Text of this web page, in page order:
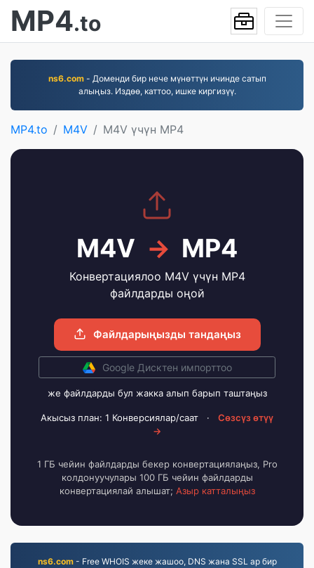
MP4.to
ns6.com- Доменди бир нече мүнөттүн ичинде сатып
алыңыз. Издөө, каттоо, ишке киргизүү.
MP4.to M4V M4V үчүн MP4
M4V → MP4
Конвертациялоо M4V үчүн MP4
файлдарды оңой
Файлдарыңызды тандаңыз
Google Дисктен импорттоо
же файлдарды бул жакка алып барып таштаңыз
Акысыз план: 1 Конверсиялар/саат ·
Сөзсүз өтүү
→
1 ГБ чейин файлдарды бекер конвертациялаңыз, Pro
колдонуучулары 100 ГБ чейин файлдарды
конвертациялай алышат; Азыр катталыңыз
ns6.com- Free WHOIS жеке жашоо, DNS жана SSL ар бир